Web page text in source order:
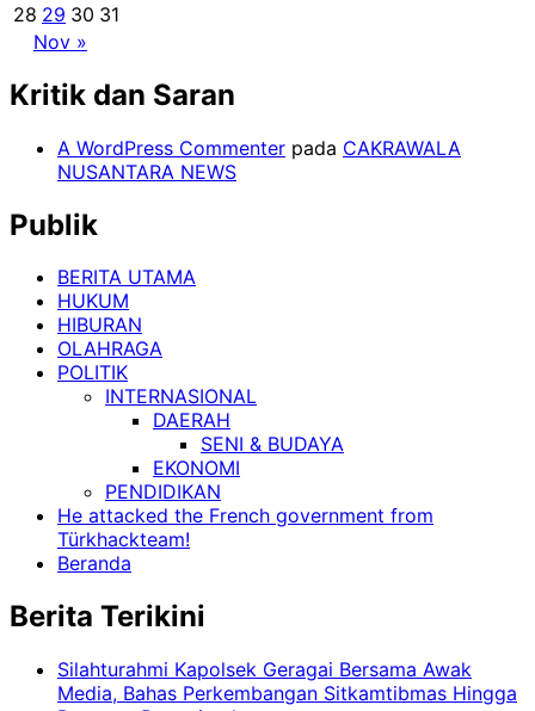
28 29 30 31
Nov »
Kritik dan Saran
A WordPress Commenter pada CAKRAWALA
NUSANTARA NEWS
Publik
BERITA UTAMA
HUKUM
HIBURAN
OLAHRAGA
POLITIK
INTERNASIONAL
DAERAH
SENI & BUDAYA
EKONOMI
PENDIDIKAN
He attacked the French government from
Türkhackteam!
Beranda
Berita Terikini
Silahturahmi Kapolsek Geragai Bersama Awak
Media, Bahas Perkembangan Sitkamtibmas Hingga